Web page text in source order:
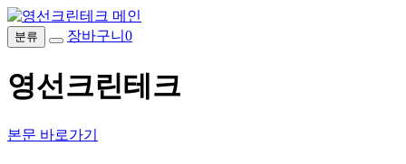
분류 장바구니 0
영선크린테크
본문 바로가기